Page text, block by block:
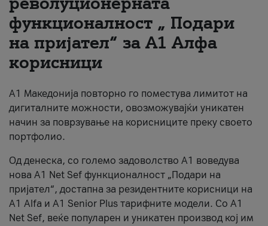
За нас
#ПодобарОнлајн
функционалност „ Подари
на пријател“ за А1 Алфа
корисници
А1 Македонија повторно го поместува лимитот на
дигиталните можности, овозможувајќи уникатен
начин за поврзување на корисниците преку своето
портфолио.
Од денеска, со големо задоволство А1 воведува
нова A1 Net Sef функционалност „Подари на
пријател“, достапна за резидентните корисници на
А1 Alfa и A1 Senior Plus тарифните модели. Со A1
Net Sef, веќе популарен и уникатен производ кој им